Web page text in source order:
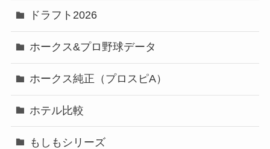
ドラフト2026
ホークス&プロ野球データ
ホークス純正（プロスピA）
ホテル比較
もしもシリーズ